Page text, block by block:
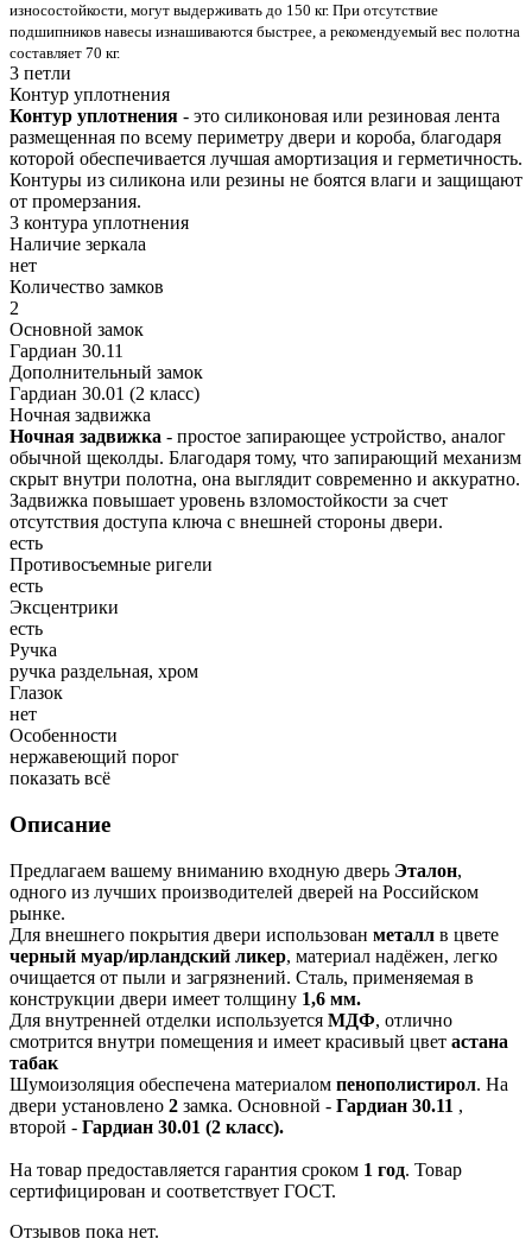
износостойкости, могут выдерживать до 150 кг. При отсутствие
подшипников навесы изнашиваются быстрее, а рекомендуемый вес полотна
составляет 70 кг.
3 петли
Контур уплотнения
Контур уплотнения - это силиконовая или резиновая лента
размещенная по всему периметру двери и короба, благодаря
которой обеспечивается лучшая амортизация и герметичность.
Контуры из силикона или резины не боятся влаги и защищают
от промерзания.
3 контура уплотнения
Наличие зеркала
нет
Количество замков
2
Основной замок
Гардиан 30.11
Дополнительный замок
Гардиан 30.01 (2 класс)
Ночная задвижка
Ночная задвижка - простое запирающее устройство, аналог
обычной щеколды. Благодаря тому, что запирающий механизм
скрыт внутри полотна, она выглядит современно и аккуратно.
Задвижка повышает уровень взломостойкости за счет
отсутствия доступа ключа с внешней стороны двери.
есть
Противосъемные ригели
есть
Эксцентрики
есть
Ручка
ручка раздельная, хром
Глазок
нет
Особенности
нержавеющий порог
показать всё
Описание
Предлагаем вашему вниманию входную дверь Эталон,
одного из лучших производителей дверей на Российском
рынке.
Для внешнего покрытия двери использован металл в цвете
черный муар/ирландский ликер, материал надёжен, легко
очищается от пыли и загрязнений. Сталь, применяемая в
конструкции двери имеет толщину 1,6 мм.
Для внутренней отделки используется МДФ, отлично
смотрится внутри помещения и имеет красивый цвет астана
табак
Шумоизоляция обеспечена материалом пенополистирол. На
двери установлено 2 замка. Основной - Гардиан 30.11 ,
второй - Гардиан 30.01 (2 класс).
На товар предоставляется гарантия сроком 1 год. Товар
сертифицирован и соответствует ГОСТ.
Отзывов пока нет.